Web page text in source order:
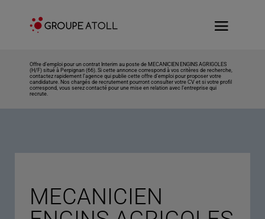
Offre d’emploi pour un contrat Interim au poste de MECANICIEN ENGINS AGRIGOLES
(H/F) situé à Perpignan (66). Si cette annonce correspond à vos critères de recherche,
contactez rapidement l’agence qui publie cette offre d’emploi pour proposer votre
candidature. Nos chargés de recrutement pourront consulter votre CV et si votre profil
correspond, vous serez contacté pour une mise en relation avec l’entreprise qui
recrute.
MECANICIEN